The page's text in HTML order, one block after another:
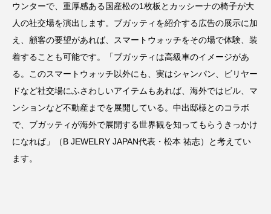
ウンターで、重厚感ある国産松の1枚板とカッシーナの椅子が大
人の社交場を演出します。ブガッティを紹介する広告の展示に加
え、顧客の要望があれば、スマートウォッチをその場で体験、装
着することも可能です。「ブガッティは高級車のイメージがあ
る。このスマートウォッチ以外にも、実はシャンパン、ビリヤー
ドなど社交場にふさわしいアイテムもあれば、海外ではビル、マ
ンションなど不動産までを展開している。中出邸様とのコラボ
で、ブガッティが海外で展開する世界観を知ってもらうきっかけ
になれば」（B JEWELRY JAPAN代表・松本 祐志）と考えてい
ます。